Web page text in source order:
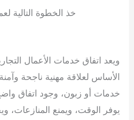
خذ الخطوة التالية
ويعد اتفاق خدمات الأعمال
الأساس لعلاقة مهنية ناجحة
خدمات أو زبون، وجود اتفاق
يوفر الوقت، ويمنع المنازعات،